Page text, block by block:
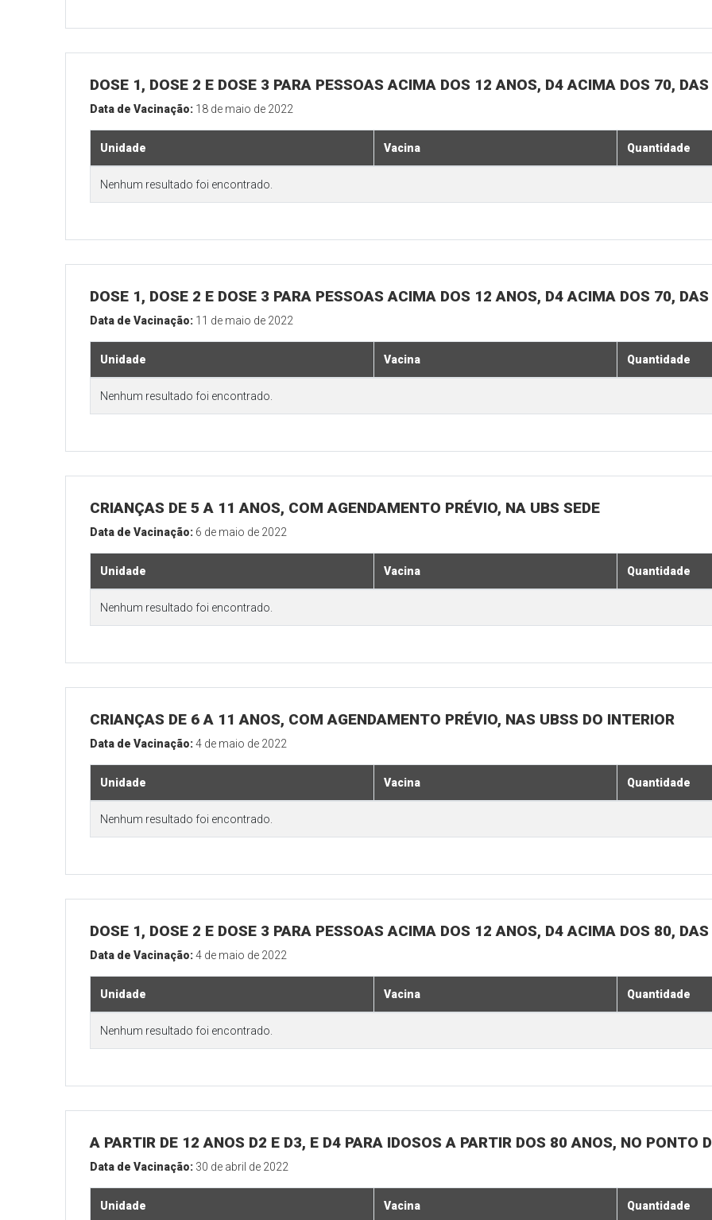
DOSE 1, DOSE 2 E DOSE 3 PARA PESSOAS ACIMA DOS 12 ANOS, D4 ACIMA DOS 70,
Data de Vacinação: 18 de maio de 2022
Unidade Vacina Quantidade
Nenhum resultado foi encontrado.
DOSE 1, DOSE 2 E DOSE 3 PARA PESSOAS ACIMA DOS 12 ANOS, D4 ACIMA DOS 70,
Data de Vacinação: 11 de maio de 2022
Unidade Vacina Quantidade
Nenhum resultado foi encontrado.
CRIANÇAS DE 5 A 11 ANOS, COM AGENDAMENTO PRÉVIO, NA UBS SEDE
Data de Vacinação: 6 de maio de 2022
Unidade Vacina Quantidade
Nenhum resultado foi encontrado.
CRIANÇAS DE 6 A 11 ANOS, COM AGENDAMENTO PRÉVIO, NAS UBSS DO INTERIOR
Data de Vacinação:4 de maio de 2022
Unidade Vacina Quantidade
Nenhum resultado foi encontrado.
DOSE 1, DOSE 2 E DOSE 3 PARA PESSOAS ACIMA DOS 12 ANOS, D4 ACIMA DOS 80,
Data de Vacinação:4 de maio de 2022
Unidade Vacina Quantidade
Nenhum resultado foi encontrado.
A PARTIR DE 12 ANOS D2 E D3, E D4 PARA IDOSOS A PARTIR DOS 80 ANOS, NO PONTO
Data de Vacinação: 30 de abril de 2022
Unidade Vacina Quantidade